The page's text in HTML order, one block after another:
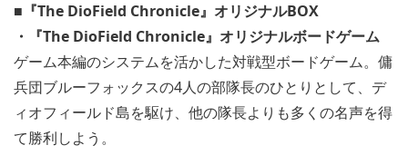
■『The DioField Chronicle』オリジナルBOX
・『The DioField Chronicle』オリジナルボードゲーム
ゲーム本編のシステムを活かした対戦型ボードゲーム。傭
兵団ブルーフォックスの4人の部隊長のひとりとして、デ
ィオフィールド島を駆け、他の隊長よりも多くの名声を得
て勝利しよう。